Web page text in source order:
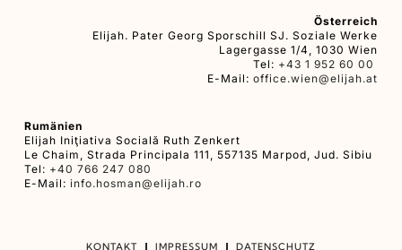
Österreich
Elijah. Pater Georg Sporschill SJ. Soziale Werke
Lagergasse 1/4, 1030 Wien
Tel: +43 1 952 60 00
E-Mail: office.wien@elijah.at
Rumänien
Elijah Iniţiativa Socială Ruth Zenkert
Le Chaim, Strada Principala 111, 557135 Marpod, Jud. Sibiu
Tel: +40 766 247 080
E-Mail: info.hosman@elijah.ro
KONTAKT IMPRESSUM DATENSCHUTZ